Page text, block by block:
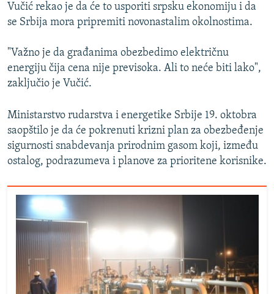
Vučić rekao je da će to usporiti srpsku ekonomiju i da
se Srbija mora pripremiti novonastalim okolnostima.
"Važno je da građanima obezbedimo električnu
energiju čija cena nije previsoka. Ali to neće biti lako",
zaključio je Vučić.
Ministarstvo rudarstva i energetike Srbije 19. oktobra
saopštilo je da će pokrenuti krizni plan za obezbeđenje
sigurnosti snabdevanja prirodnim gasom koji, između
ostalog, podrazumeva i planove za prioritene korisnike.